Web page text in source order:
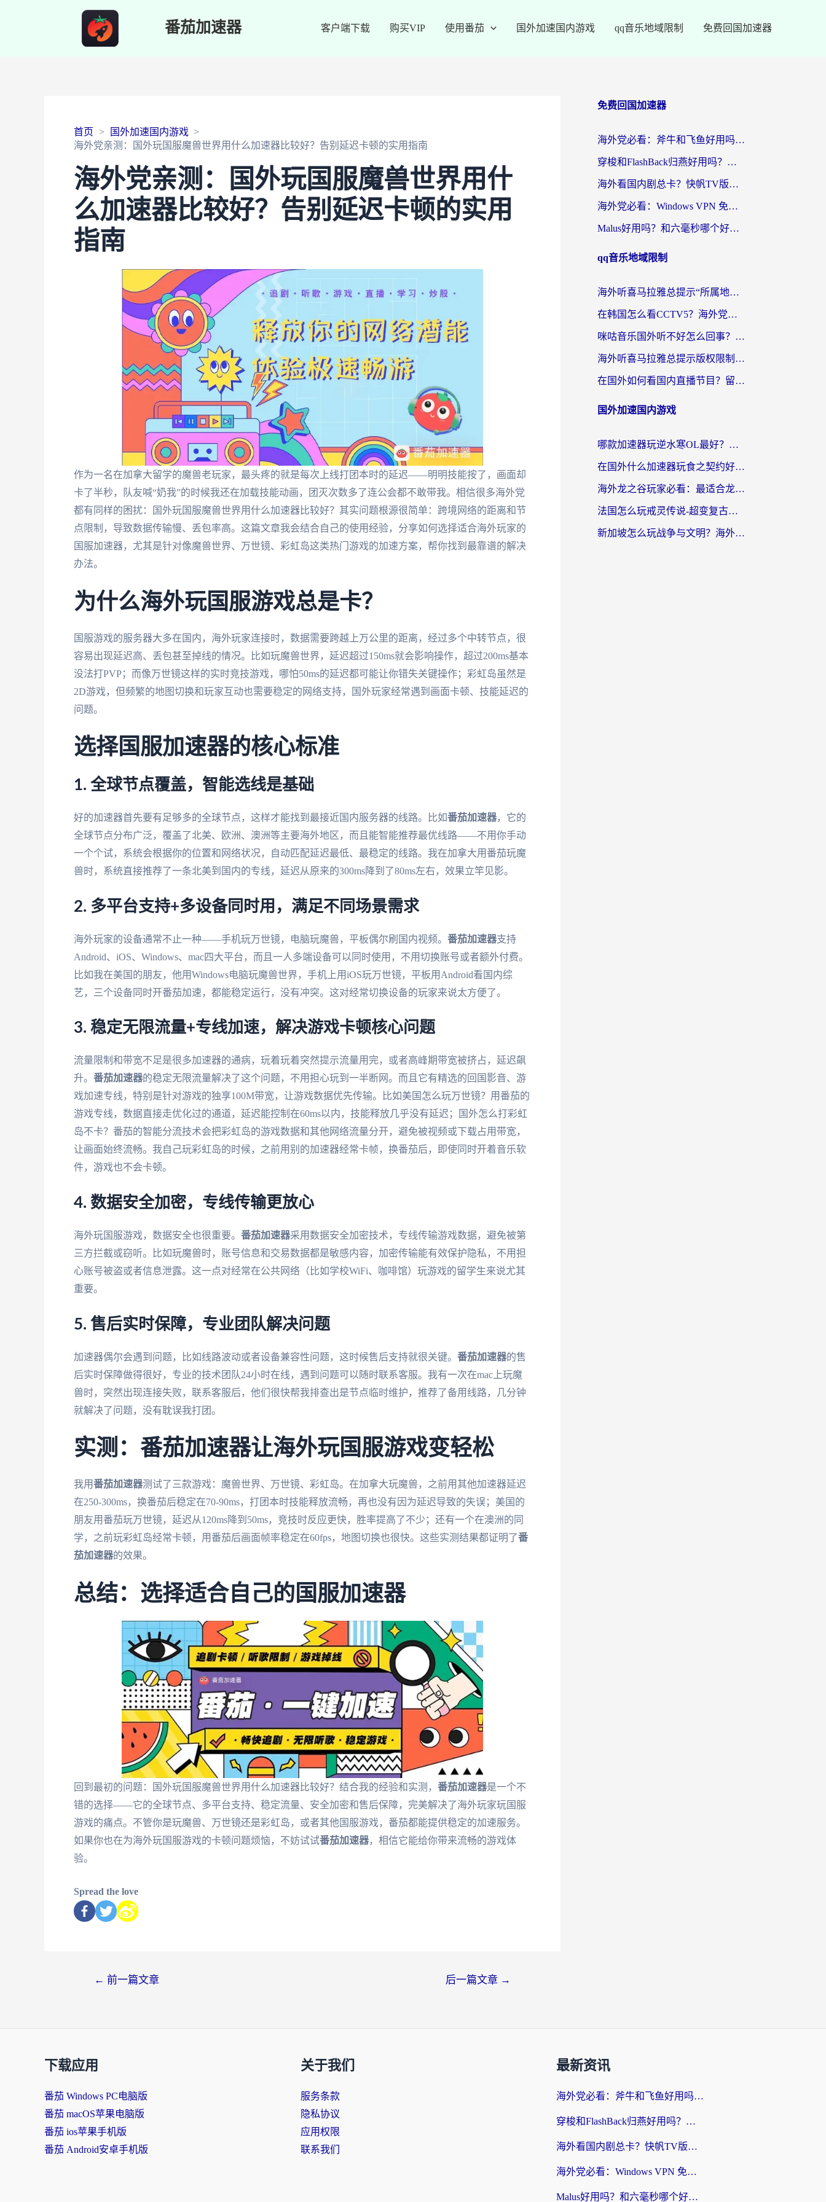
番茄加速器 客户端下载 购买VIP 使用番茄 国外加速国内游戏 qq音乐地域限制 免费回国加速器
首页
国外加速国内游戏
海外党亲测：国外玩国服魔兽世界用什么加速器比较好？告别延迟卡顿的实用指南
海外党亲测：国外玩国服魔兽世界用什
么加速器比较好？告别延迟卡顿的实用
指南
作为一名在加拿大留学的魔兽老玩家，最头疼的就是每次上线打团本时的延迟——明明技能按了，画面却
卡了半秒，队友喊“奶我”的时候我还在加载技能动画，团灭次数多了连公会都不敢带我。相信很多海外党
都有同样的困扰：国外玩国服魔兽世界用什么加速器比较好？其实问题根源很简单：跨境网络的距离和节
点限制，导致数据传输慢、丢包率高。这篇文章我会结合自己的使用经验，分享如何选择适合海外玩家的
国服加速器，尤其是针对像魔兽世界、万世镜、彩虹岛这类热门游戏的加速方案，帮你找到最靠谱的解决
办法。
为什么海外玩国服游戏总是卡？
国服游戏的服务器大多在国内，海外玩家连接时，数据需要跨越上万公里的距离，经过多个中转节点，很
容易出现延迟高、丢包甚至掉线的情况。比如玩魔兽世界，延迟超过150ms就会影响操作，超过200ms基本
没法打PVP；而像万世镜这样的实时竞技游戏，哪怕50ms的延迟都可能让你错失关键操作；彩虹岛虽然是
2D游戏，但频繁的地图切换和玩家互动也需要稳定的网络支持，国外玩家经常遇到画面卡顿、技能延迟的
问题。
选择国服加速器的核心标准
1. 全球节点覆盖，智能选线是基础
好的加速器首先要有足够多的全球节点，这样才能找到最接近国内服务器的线路。比如番茄加速器，它的
全球节点分布广泛，覆盖了北美、欧洲、澳洲等主要海外地区，而且能智能推荐最优线路——不用你手动
一个个试，系统会根据你的位置和网络状况，自动匹配延迟最低、最稳定的线路。我在加拿大用番茄玩魔
兽时，系统直接推荐了一条北美到国内的专线，延迟从原来的300ms降到了80ms左右，效果立竿见影。
2. 多平台支持+多设备同时用，满足不同场景需求
海外玩家的设备通常不止一种——手机玩万世镜，电脑玩魔兽，平板偶尔刷国内视频。 番茄加速器支持
Android、iOS、Windows、mac四大平台，而且一人多端设备可以同时使用，不用切换账号或者额外付费。
比如我在美国的朋友，他用Windows电脑玩魔兽世界，手机上用iOS玩万世镜，平板用Android看国内综
艺，三个设备同时开番茄加速，都能稳定运行，没有冲突。这对经常切换设备的玩家来说太方便了。
3. 稳定无限流量+专线加速，解决游戏卡顿核心问题
流量限制和带宽不足是很多加速器的通病，玩着玩着突然提示流量用完，或者高峰期带宽被挤占，延迟飙
升。 番茄加速器的稳定无限流量解决了这个问题，不用担心玩到一半断网。而且它有精选的回国影音、游
戏加速专线，特别是针对游戏的独享100M带宽，让游戏数据优先传输。比如美国怎么玩万世镜？用番茄的
游戏专线，数据直接走优化过的通道，延迟能控制在60ms以内，技能释放几乎没有延迟；国外怎么打彩虹
岛不卡？番茄的智能分流技术会把彩虹岛的游戏数据和其他网络流量分开，避免被视频或下载占用带宽，
让画面始终流畅。我自己玩彩虹岛的时候，之前用别的加速器经常卡帧，换番茄后，即使同时开着音乐软
件，游戏也不会卡顿。
4. 数据安全加密，专线传输更放心
海外玩国服游戏，数据安全也很重要。 番茄加速器采用数据安全加密技术，专线传输游戏数据，避免被第
三方拦截或窃听。比如玩魔兽时，账号信息和交易数据都是敏感内容，加密传输能有效保护隐私，不用担
心账号被盗或者信息泄露。这一点对经常在公共网络（比如学校WiFi、咖啡馆）玩游戏的留学生来说尤其
重要。
5. 售后实时保障，专业团队解决问题
加速器偶尔会遇到问题，比如线路波动或者设备兼容性问题，这时候售后支持就很关键。 番茄加速器的售
后实时保障做得很好，专业的技术团队24小时在线，遇到问题可以随时联系客服。我有一次在mac上玩魔
兽时，突然出现连接失败，联系客服后，他们很快帮我排查出是节点临时维护，推荐了备用线路，几分钟
就解决了问题，没有耽误我打团。
实测：番茄加速器让海外玩国服游戏变轻松
我用番茄加速器测试了三款游戏：魔兽世界、万世镜、彩虹岛。在加拿大玩魔兽，之前用其他加速器延迟
在250-300ms，换番茄后稳定在70-90ms，打团本时技能释放流畅，再也没有因为延迟导致的失误；美国的
朋友用番茄玩万世镜，延迟从120ms降到50ms，竞技时反应更快，胜率提高了不少；还有一个在澳洲的同
学，之前玩彩虹岛经常卡顿，用番茄后画面帧率稳定在60fps，地图切换也很快。这些实测结果都证明了番
茄加速器的效果。
总结：选择适合自己的国服加速器
回到最初的问题：国外玩国服魔兽世界用什么加速器比较好？结合我的经验和实测， 番茄加速器是一个不
错的选择——它的全球节点、多平台支持、稳定流量、安全加密和售后保障，完美解决了海外玩家玩国服
游戏的痛点。不管你是玩魔兽、万世镜还是彩虹岛，或者其他国服游戏，番茄都能提供稳定的加速服务。
如果你也在为海外玩国服游戏的卡顿问题烦恼，不妨试试番茄加速器，相信它能给你带来流畅的游戏体
验。
Spread the love
← 前一篇文章 后一篇文章 →
免费回国加速器
海外党必看：斧牛和飞鱼好用吗？3步选对回国加速器，无缝刷剧玩国服
穿梭和FlashBack归燕好用吗？海外党亲测3款热门回国加速器，教你选对不踩坑
海外看国内剧总卡？快帆TV版VPN好用吗？和快滚VPN对比哪个回国效果更好？
海外党必看：Windows VPN 免费？别踩坑！教你选对好用的国内加速器无缝回国
Malus好用吗？和六毫秒哪个好？海外党选回国加速器的避坑指南
qq音乐地域限制
海外听喜马拉雅总提示“所属地区暂时无版权”？这个限制解除方法亲测有效！
在韩国怎么看CCTV5？海外党体育赛事+中文解说观看终极指南
咪咕音乐国外听不好怎么回事？海外党听歌自由的终极解决方案来了
海外听喜马拉雅总提示版权限制？3步解决+2个音乐平台问题全攻略
在国外如何看国内直播节目？留学生亲测有效的追剧加速指南
国外加速国内游戏
哪款加速器玩逆水寒OL最好？海外党实测后的终极选择指南
在国外什么加速器玩食之契约好用？海外党亲测有效的国服游戏加速指南
海外龙之谷玩家必看：最适合龙之谷的加速器，解决延迟卡顿还能畅玩幻书启示录和梦幻西游？
法国怎么玩戒灵传说-超变复古传奇？海外玩家国服游戏加速终极指南
新加坡怎么玩战争与文明？海外党国服游戏加速器终极避坑指南
下载应用
番茄 Windows PC电脑版
番茄 macOS苹果电脑版
番茄 ios苹果手机版
番茄 Android安卓手机版
关于我们
服务条款
隐私协议
应用权限
联系我们
最新资讯
海外党必看：斧牛和飞鱼好用吗？3步选对回国加速器，无缝刷剧玩国服
穿梭和FlashBack归燕好用吗？海外党亲测3款热门回国加速器，教你选对不踩坑
海外看国内剧总卡？快帆TV版VPN好用吗？和快滚VPN对比哪个回国效果更好？
海外党必看：Windows VPN 免费？别踩坑！教你选对好用的国内加速器无缝回国
Malus好用吗？和六毫秒哪个好？海外党选回国加速器的避坑指南